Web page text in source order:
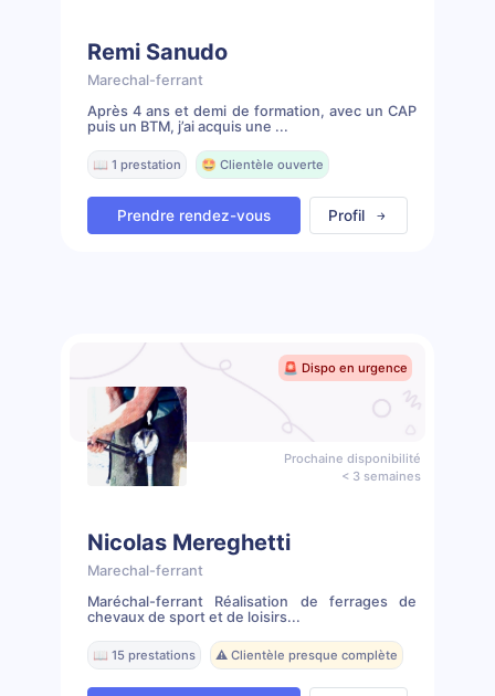
Remi Sanudo
Marechal-ferrant
Après 4 ans et demi de formation, avec un CAP
puis un BTM, j’ai acquis une ...
📖 1 prestation 🤩 Clientèle ouverte
Prendre rendez-vous Profil
🚨 Dispo en urgence
Prochaine disponibilité
< 3 semaines
Nicolas Mereghetti
Marechal-ferrant
Maréchal-ferrant Réalisation de ferrages de
chevaux de sport et de loisirs...
📖 15 prestations ⚠️ Clientèle presque complète